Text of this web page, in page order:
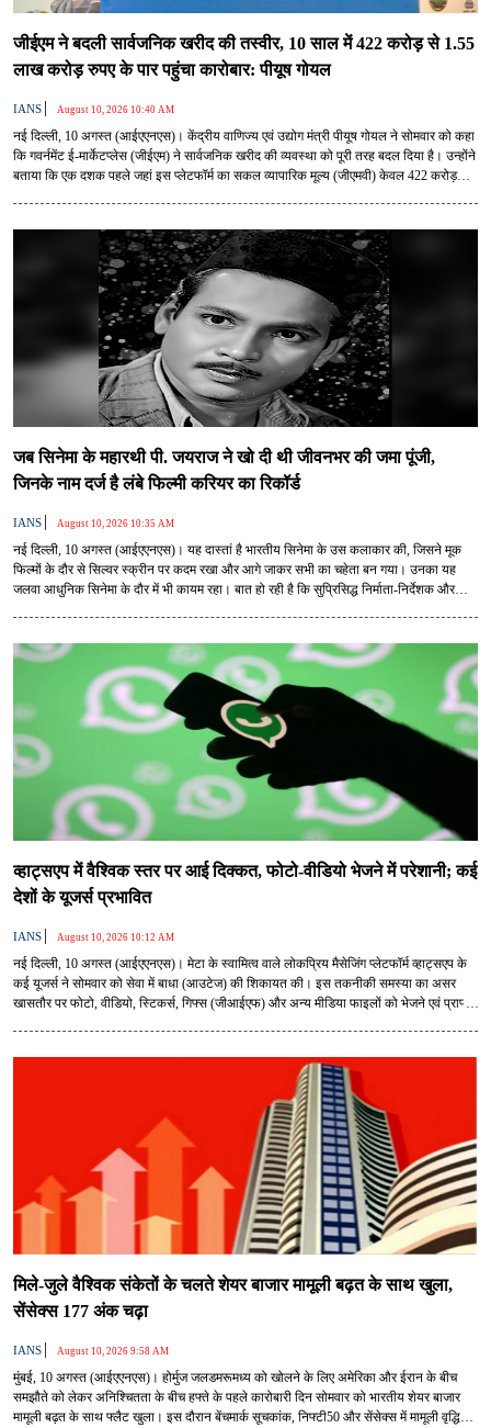
जीईएम ने बदली सार्वजनिक खरीद की तस्वीर, 10 साल में 422 करोड़ से 1.55
लाख करोड़ रुपए के पार पहुंचा कारोबार: पीयूष गोयल
IANS | August 10, 2026 10:40 AM
नई दिल्ली, 10 अगस्त (आईएएनएस)। केंद्रीय वाणिज्य एवं उद्योग मंत्री पीयूष गोयल ने सोमवार को कहा
कि गवर्नमेंट ई-मार्केटप्लेस (जीईएम) ने सार्वजनिक खरीद की व्यवस्था को पूरी तरह बदल दिया है। उन्होंने
बताया कि एक दशक पहले जहां इस प्लेटफॉर्म का सकल व्यापारिक मूल्य (जीएमवी) केवल 422 करोड़
जब सिनेमा के महारथी पी. जयराज ने खो दी थी जीवनभर की जमा पूंजी,
जिनके नाम दर्ज है लंबे फिल्मी करियर का रिकॉर्ड
IANS | August 10, 2026 10:35 AM
नई दिल्ली, 10 अगस्त (आईएएनएस)। यह दास्तां है भारतीय सिनेमा के उस कलाकार की, जिसने मूक
फिल्मों के दौर से सिल्वर स्क्रीन पर कदम रखा और आगे जाकर सभी का चहेता बन गया। उनका यह
जलवा आधुनिक सिनेमा के दौर में भी कायम रहा। बात हो रही है कि सुप्रिसिद्ध निर्माता-निर्देशक और
व्हाट्सएप में वैश्विक स्तर पर आई दिक्कत, फोटो-वीडियो भेजने में परेशानी; कई
देशों के यूजर्स प्रभावित
IANS | August 10, 2026 10:12 AM
नई दिल्ली, 10 अगस्त (आईएएनएस)। मेटा के स्वामित्व वाले लोकप्रिय मैसेजिंग प्लेटफॉर्म व्हाट्सएप के
कई यूजर्स ने सोमवार को सेवा में बाधा (आउटेज) की शिकायत की। इस तकनीकी समस्या का असर
खासतौर पर फोटो, वीडियो, स्टिकर्स, गिफ्स (जीआईएफ) और अन्य मीडिया फाइलों को भेजने एवं प्राप्त
मिले-जुले वैश्विक संकेतों के चलते शेयर बाजार मामूली बढ़त के साथ खुला,
सेंसेक्स 177 अंक चढ़ा
IANS | August 10, 2026 9:58 AM
मुंबई, 10 अगस्त (आईएएनएस)। होर्मुज जलडमरूमध्य को खोलने के लिए अमेरिका और ईरान के बीच
समझौते को लेकर अनिश्चितता के बीच हफ्ते के पहले कारोबारी दिन सोमवार को भारतीय शेयर बाजार
मामूली बढ़त के साथ फ्लैट खुला। इस दौरान बेंचमार्क सूचकांक, निफ्टी50 और सेंसेक्स में मामूली वृद्धि